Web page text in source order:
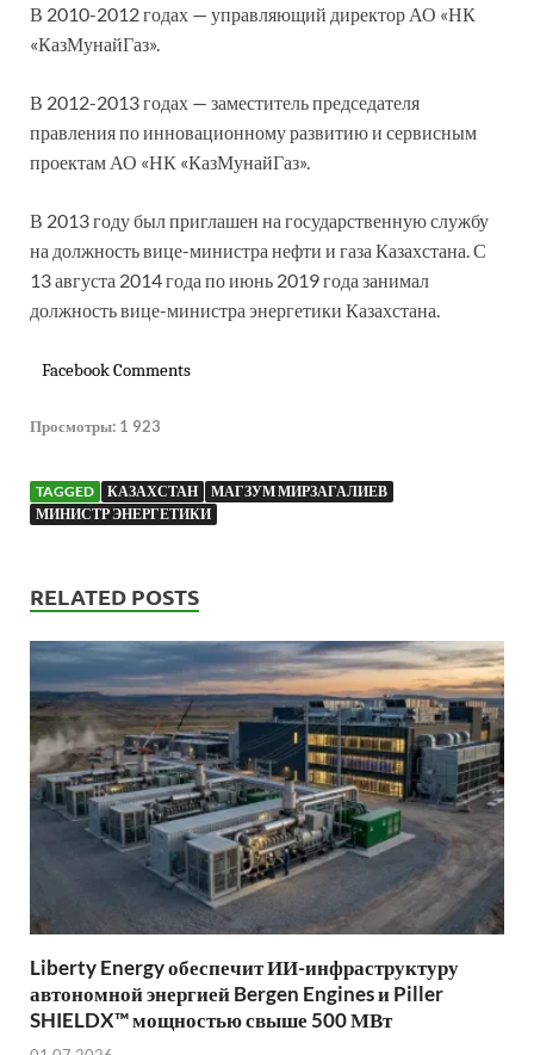
В 2010-2012 годах — управляющий директор АО «НК
«КазМунайГаз».
В 2012-2013 годах — заместитель председателя
правления по инновационному развитию и сервисным
проектам АО «НК «КазМунайГаз».
В 2013 году был приглашен на государственную службу
на должность вице-министра нефти и газа Казахстана. С
13 августа 2014 года по июнь 2019 года занимал
должность вице-министра энергетики Казахстана.
Facebook Comments
Просмотры: 1 923
TAGGED КАЗАХСТАН
МАГЗУМ МИРЗАГАЛИЕВ
МИНИСТР ЭНЕРГЕТИКИ
RELATED POSTS
Liberty Energy обеспечит ИИ-инфраструктуру
автономной энергией Bergen Engines и Piller
SHIELDX™ мощностью свыше 500 МВт